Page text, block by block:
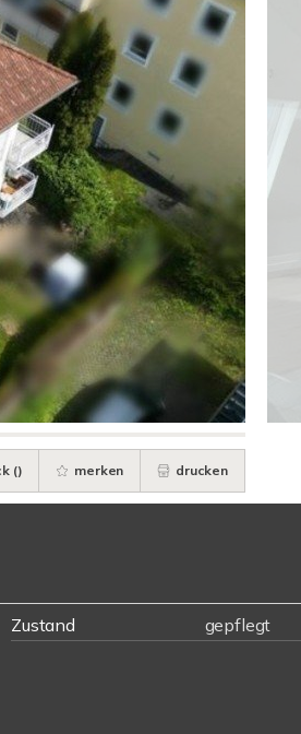
() merken drucken
Zustand
gepflegt